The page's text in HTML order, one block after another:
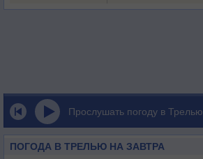
Прослушать погоду в Трелью
ПОГОДА В ТРЕЛЬЮ НА ЗАВТРА